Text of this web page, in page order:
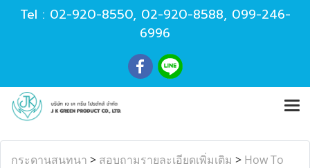
Tel : 02-920-8550, 02-920-8588, 099-246-
6996
กระดานสนทนา > สอบถามรายละเอียดเพิ่มเติม > How To